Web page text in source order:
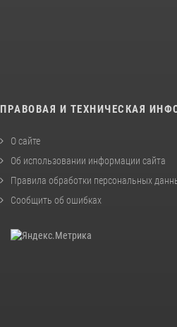
ПРАВОВАЯ И ТЕХНИЧЕСКАЯ
О сайте
Об использовании информации сайта
Правила обработки персональных
Сообщить об ошибках